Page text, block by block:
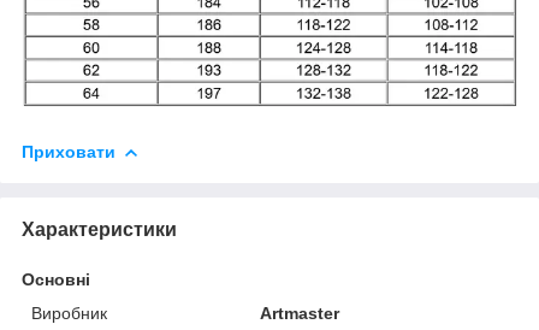
Приховати
Характеристики
Основні
Виробник
Artmaster